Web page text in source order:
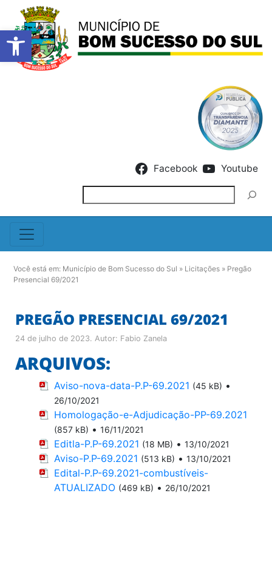
Barra de Ferramentas
Facebook Youtube
Você está em: Município de Bom Sucesso do Sul » Licitações » Pregão
Presencial 69/2021
PREGÃO PRESENCIAL 69/2021
24 de julho de 2023. Autor: Fabio Zanela
ARQUIVOS:
Aviso-nova-data-P.P-69.2021 (45 kB) •
26/10/2021
Homologação-e-Adjudicação-PP-69.2021
(857 kB) • 16/11/2021
Editla-P.P-69.2021 (18 MB) • 13/10/2021
Aviso-P.P-69.2021 (513 kB) • 13/10/2021
Edital-P.P-69.2021-combustíveis-
ATUALIZADO (469 kB) • 26/10/2021